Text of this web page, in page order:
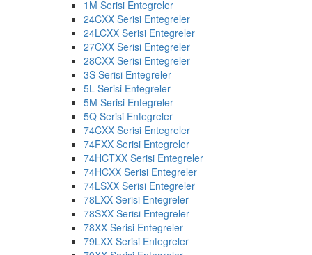
1M Serisi Entegreler
24CXX Serisi Entegreler
24LCXX Serisi Entegreler
27CXX Serisi Entegreler
28CXX Serisi Entegreler
3S Serisi Entegreler
5L Serisi Entegreler
5M Serisi Entegreler
5Q Serisi Entegreler
74CXX Serisi Entegreler
74FXX Serisi Entegreler
74HCTXX Serisi Entegreler
74HCXX Serisi Entegreler
74LSXX Serisi Entegreler
78LXX Serisi Entegreler
78SXX Serisi Entegreler
78XX Serisi Entegreler
79LXX Serisi Entegreler